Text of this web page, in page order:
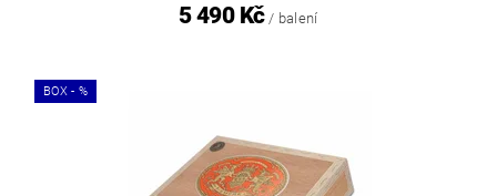
5 490 Kč / balení
BOX - %